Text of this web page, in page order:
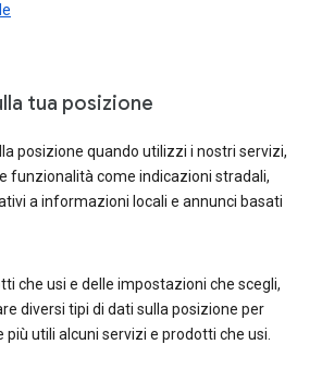
tua posizione
posizione quando utilizzi i nostri servizi,
funzionalità come indicazioni stradali,
a informazioni locali e annunci basati
che usi e delle impostazioni che scegli,
diversi tipi di dati sulla posizione per
utili alcuni servizi e prodotti che usi.